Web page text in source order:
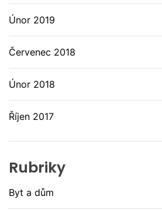
Únor 2019
Červenec 2018
Únor 2018
Říjen 2017
Rubriky
Byt a dům